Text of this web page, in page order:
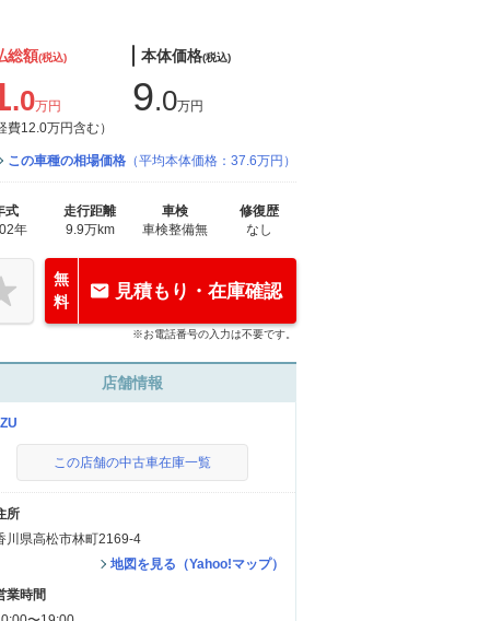
総額(税込)
.0万円
費12.0万円含む）
本体価格(税込)
9.0万円
この車種の相場価格 （平均本体価格：37.6万円）
式
年
走行距離
9.9万km
車検
車検整備無
修復歴
なし
無
料
見積もり・在庫確認
※お電話番号の入力は不要です。
店舗情報
この店舗の中古車在庫一覧
所
川県高松市林町2169-4
地図を見る（Yahoo!マップ）
業時間